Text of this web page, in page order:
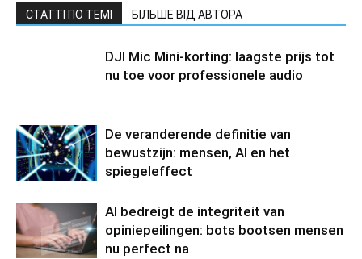
СТАТТІ ПО ТЕМІ БІЛЬШЕ ВІД АВТОРА
DJI Mic Mini-korting: laagste prijs tot
nu toe voor professionele audio
De veranderende definitie van
bewustzijn: mensen, AI en het
spiegeleffect
AI bedreigt de integriteit van
opiniepeilingen: bots bootsen mensen
nu perfect na